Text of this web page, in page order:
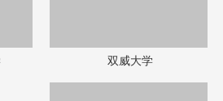
双威大学